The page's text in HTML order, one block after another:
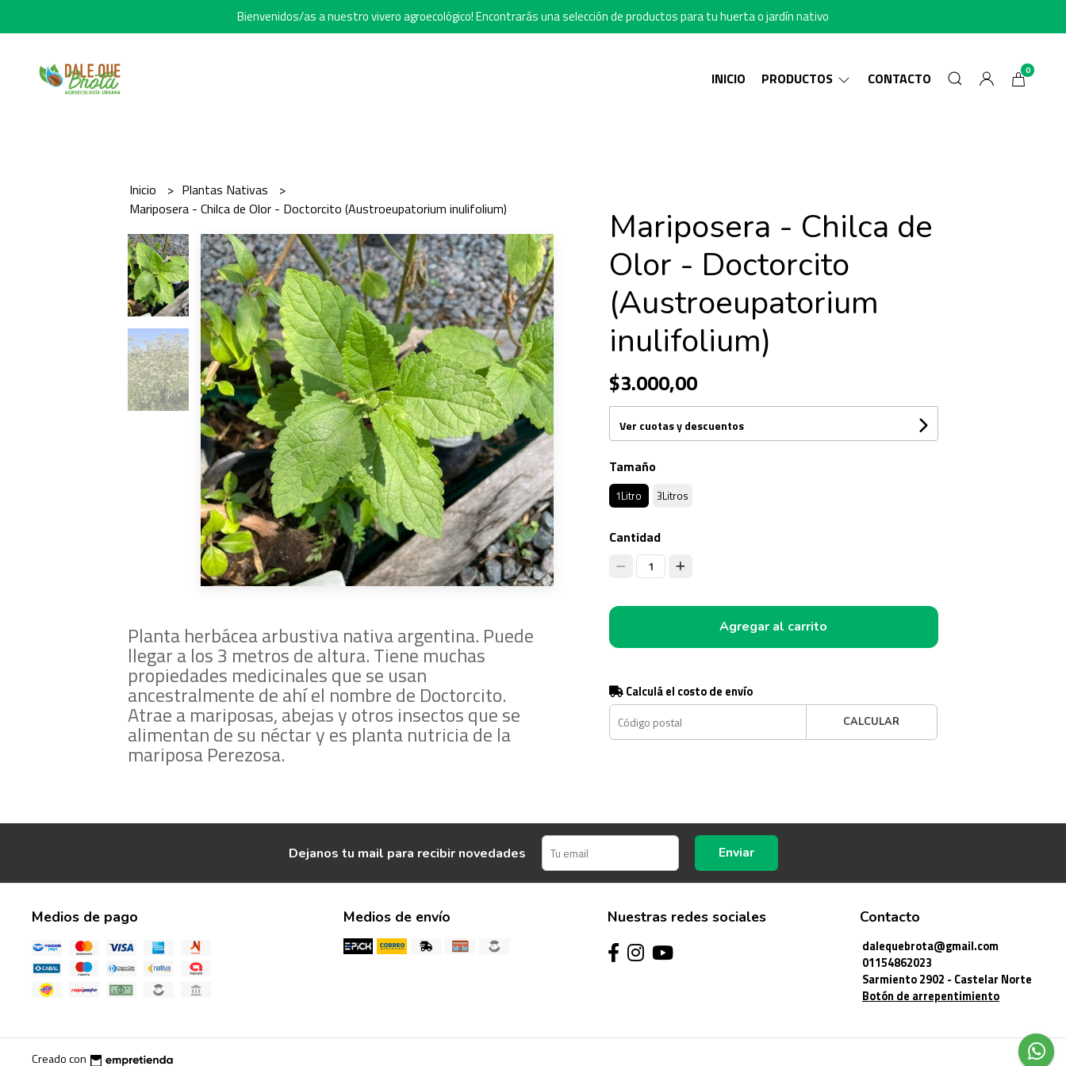
Bienvenidos/as a nuestro vivero agroecológico! Encontrarás una selección de productos para tu huerta o jardín nativo
INICIO PRODUCTOS CONTACTO 0
Inicio
Plantas Nativas
Mariposera - Chilca de Olor - Doctorcito (Austroeupatorium inulifolium)
Planta herbácea arbustiva nativa argentina. Puede
llegar a los 3 metros de altura. Tiene muchas
propiedades medicinales que se usan
ancestralmente de ahí el nombre de Doctorcito.
Atrae a mariposas, abejas y otros insectos que se
alimentan de su néctar y es planta nutricia de la
mariposa Perezosa.
Mariposera - Chilca de
Olor - Doctorcito
(Austroeupatorium
inulifolium)
$3.000,00
Ver cuotas y descuentos
Tamaño
1Litro 3Litros
Cantidad
1
Agregar al carrito
Calculá el costo de envío
CALCULAR
Dejanos tu mail para recibir novedades Enviar
Medios de pago Medios de envío Nuestras redes sociales Contacto
dalequebrota@gmail.com
01154862023
Sarmiento 2902 - Castelar Norte
Botón de arrepentimiento
Creado con